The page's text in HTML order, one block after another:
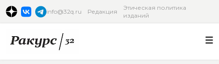
info@32q.ru Редакция
Этическая политика
изданий